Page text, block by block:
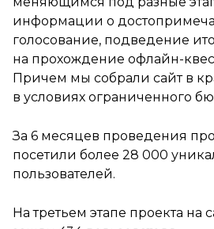
информации о
голосование, подведение
на прохождение офлайн-
Причем мы собрали сайт в
в условиях ограниченного
За 6 месяцев проведения
посетили более 28 000
пользователей.
На третьем этапе проекта на